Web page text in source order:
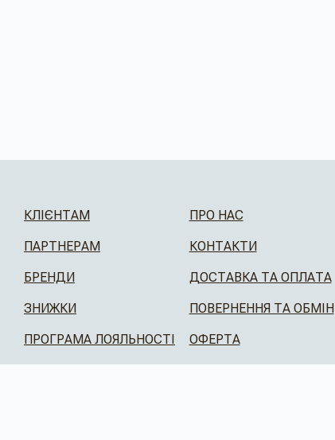
КЛІЄНТАМ
ПАРТНЕРАМ
БРЕНДИ
ЗНИЖКИ
ПРОГРАМА ЛОЯЛЬНОСТІ
ПРО НАС
КОНТАКТИ
ДОСТАВКА ТА ОПЛАТА
ПОВЕРНЕННЯ ТА ОБМІН
ОФЕРТА